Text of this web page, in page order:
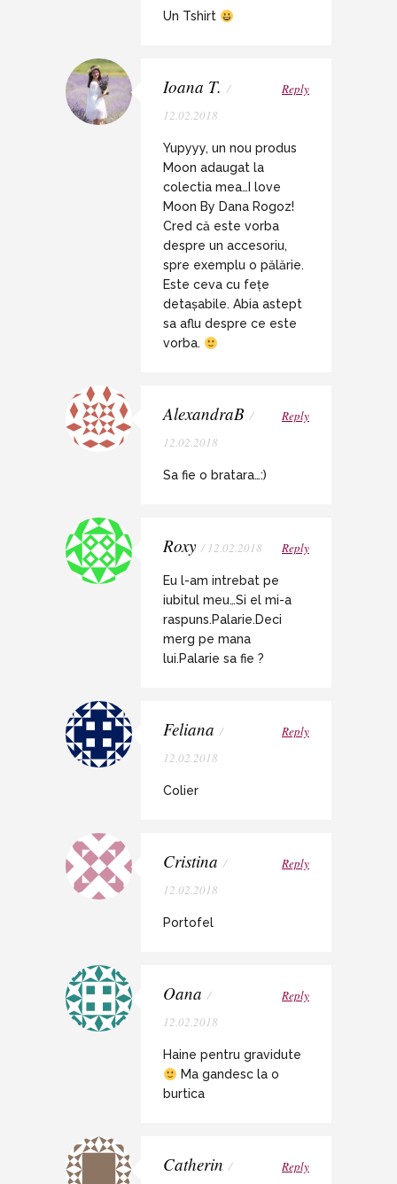
Un Tshirt
Ioana T. /
12.02.2018
Reply
Yupyyy, un nou produs
Moon adaugat la
colectia mea…I love
Moon By Dana Rogoz!
Cred că este vorba
despre un accesoriu,
spre exemplu o pălărie.
Este ceva cu fețe
detașabile. Abia astept
sa aflu despre ce este
vorba.
AlexandraB /
12.02.2018
Reply
Sa fie o bratara…:)
Roxy / 12.02.2018 Reply
Eu l-am intrebat pe
iubitul meu…Si el mi-a
raspuns.Palarie.Deci
merg pe mana
lui.Palarie sa fie ?
Feliana /
12.02.2018
Reply
Colier
Cristina /
12.02.2018
Reply
Portofel
Oana /
12.02.2018
Reply
Haine pentru gravidute
Ma gandesc la o
burtica
Catherin /
Reply